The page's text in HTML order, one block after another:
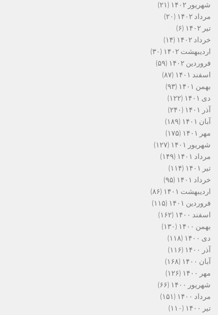
شهریور ۱۴۰۲
(۲۱)
مرداد ۱۴۰۲
(۲۰)
تیر ۱۴۰۲
(۶)
خرداد ۱۴۰۲
(۱۴)
اردیبهشت ۱۴۰۲
(۳۰)
فروردین ۱۴۰۲
(۵۹)
اسفند ۱۴۰۱
(۸۷)
بهمن ۱۴۰۱
(۹۳)
دی ۱۴۰۱
(۱۲۲)
آذر ۱۴۰۱
(۲۴۰)
آبان ۱۴۰۱
(۱۸۹)
مهر ۱۴۰۱
(۱۷۵)
شهریور ۱۴۰۱
(۱۲۷)
مرداد ۱۴۰۱
(۱۴۹)
تیر ۱۴۰۱
(۱۱۴)
خرداد ۱۴۰۱
(۹۵)
اردیبهشت ۱۴۰۱
(۸۶)
فروردین ۱۴۰۱
(۱۱۵)
اسفند ۱۴۰۰
(۱۶۲)
بهمن ۱۴۰۰
(۱۳۰)
دی ۱۴۰۰
(۱۱۸)
آذر ۱۴۰۰
(۱۱۶)
آبان ۱۴۰۰
(۱۶۸)
مهر ۱۴۰۰
(۱۲۶)
شهریور ۱۴۰۰
(۶۶)
مرداد ۱۴۰۰
(۱۵۱)
تیر ۱۴۰۰
(۱۱۰)